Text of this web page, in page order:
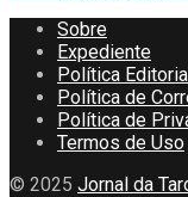
Sobre
Expediente
Política
Política de
Política de
Termos de Uso
© 2025 Jornal da